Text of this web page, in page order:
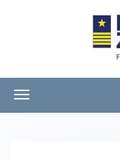
Navigation
ein-/ausblenden